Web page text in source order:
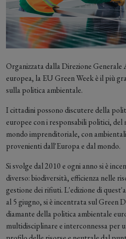
Organizzata dalla Direzione Generale
europea, la EU Green Week è il più
sulla politica ambientale.
I cittadini possono discutere della
europee con i responsabili politici, del
mondo imprenditoriale, con
provenienti dall'Europa e dal mondo.
Si svolge dal 2010 e ogni anno si è
diverso: biodiversità, efficienza nelle
gestione dei rifiuti. L'edizione di
al 5 giugno, si è incentrata sul Green
diamante della politica ambientale
multidisciplinare e interconnessa per